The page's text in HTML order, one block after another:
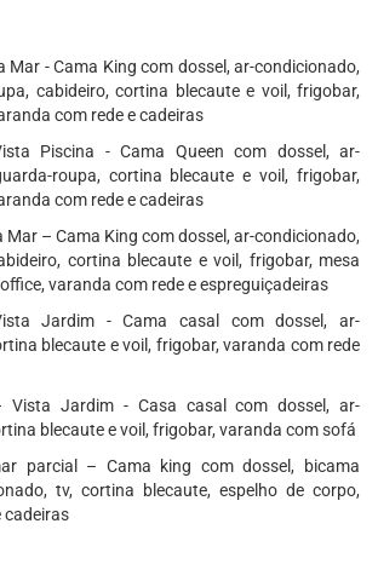
Mar - Cama King com dossel, ar-condicionado,
cabideiro, cortina blecaute e voil, frigobar,
com rede e cadeiras
Piscina - Cama Queen com dossel, ar-
roupa, cortina blecaute e voil, frigobar,
com rede e cadeiras
Mar – Cama King com dossel, ar-condicionado,
cortina blecaute e voil, frigobar, mesa
varanda com rede e espreguiçadeiras
Jardim - Cama casal com dossel, ar-
blecaute e voil, frigobar, varanda com rede
Vista Jardim - Casa casal com dossel, ar-
blecaute e voil, frigobar, varanda com sofá
parcial – Cama king com dossel, bicama
tv, cortina blecaute, espelho de corpo,
cadeiras